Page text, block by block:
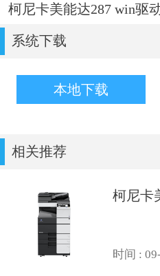
柯尼卡美能达287 win驱
系统下载
本地下载
相关推荐
柯尼卡
时间 :